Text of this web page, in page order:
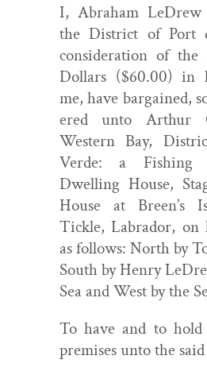
I, Abra­ham
the Dis­trict of Port
con­sid­er­a­tion of
Dol­lars ($60.00) in
me, have bar­gained,
ered unto Arthur
West­ern Bay,
Verde: a Fish­ing
Dwelling House,
House at Breen’s
Tick­le, Labrador, on
as fol­lows: North by
South by Hen­ry
Sea and West by the
To have and to hold
premis­es unto the